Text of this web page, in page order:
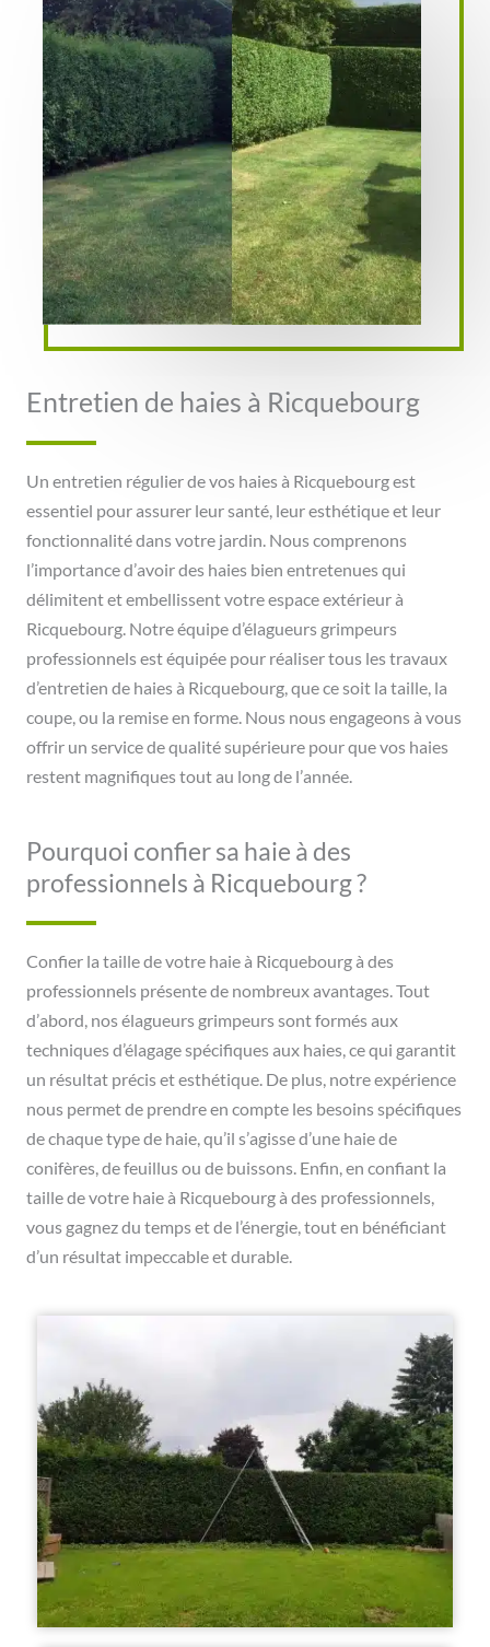
Entretien de haies à Ricquebourg
Un entretien régulier de vos haies à Ricquebourg est
essentiel pour assurer leur santé, leur esthétique et leur
fonctionnalité dans votre jardin. Nous comprenons
l’importance d’avoir des haies bien entretenues qui
délimitent et embellissent votre espace extérieur à
Ricquebourg. Notre équipe d’élagueurs grimpeurs
professionnels est équipée pour réaliser tous les travaux
d’entretien de haies à Ricquebourg, que ce soit la taille, la
coupe, ou la remise en forme. Nous nous engageons à vous
offrir un service de qualité supérieure pour que vos haies
restent magnifiques tout au long de l’année.
Pourquoi confier sa haie à des
professionnels à Ricquebourg ?
Confier la taille de votre haie à Ricquebourg à des
professionnels présente de nombreux avantages. Tout
d’abord, nos élagueurs grimpeurs sont formés aux
techniques d’élagage spécifiques aux haies, ce qui garantit
un résultat précis et esthétique. De plus, notre expérience
nous permet de prendre en compte les besoins spécifiques
de chaque type de haie, qu’il s’agisse d’une haie de
conifères, de feuillus ou de buissons. Enfin, en confiant la
taille de votre haie à Ricquebourg à des professionnels,
vous gagnez du temps et de l’énergie, tout en bénéficiant
d’un résultat impeccable et durable.